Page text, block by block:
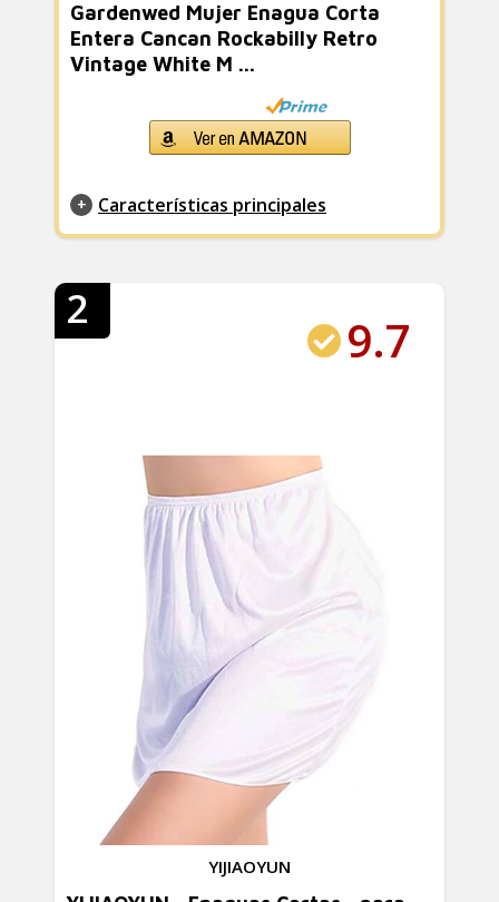
Gardenwed Mujer Enagua Corta
Entera Cancan Rockabilly Retro
Vintage White M ...
Características principales
2
9.7
YIJIAOYUN